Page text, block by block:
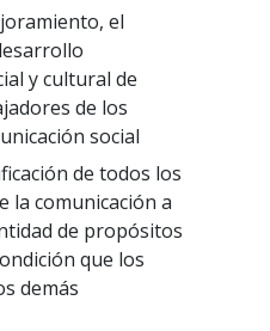
el
y cultural de
de los
social
de todos los
la comunicación a
de propósitos
que los
demás